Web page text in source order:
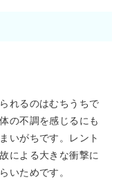
れるのはむちうちで
の不調を感じるにも
いがちです。レント
による大きな衝撃に
いためです。